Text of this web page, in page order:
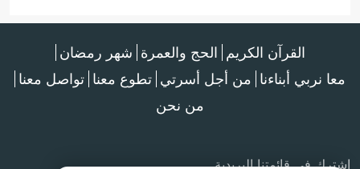
القرآن الكريم الحج والعمرة شهر رمضان
معا نربي أبناءنا من أجل أسرتي تطوع معنا تواصل معنا
من نحن
اشترك في قائمتنا البريدية